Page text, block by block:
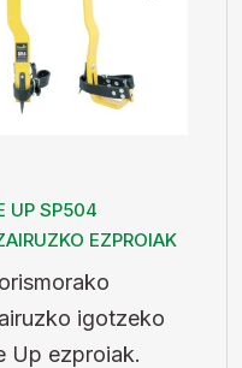
UP SP504
EZPROIAK
igotzeko
Up ezproiak.